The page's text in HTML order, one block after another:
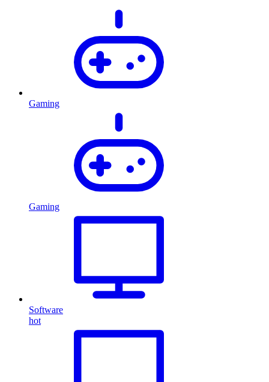
Gaming
Gaming
Software
hot